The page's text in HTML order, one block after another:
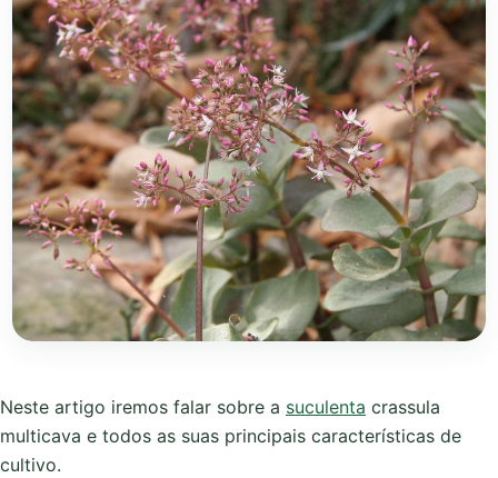
Neste artigo iremos falar sobre a suculenta crassula
multicava e todos as suas principais características de
cultivo.